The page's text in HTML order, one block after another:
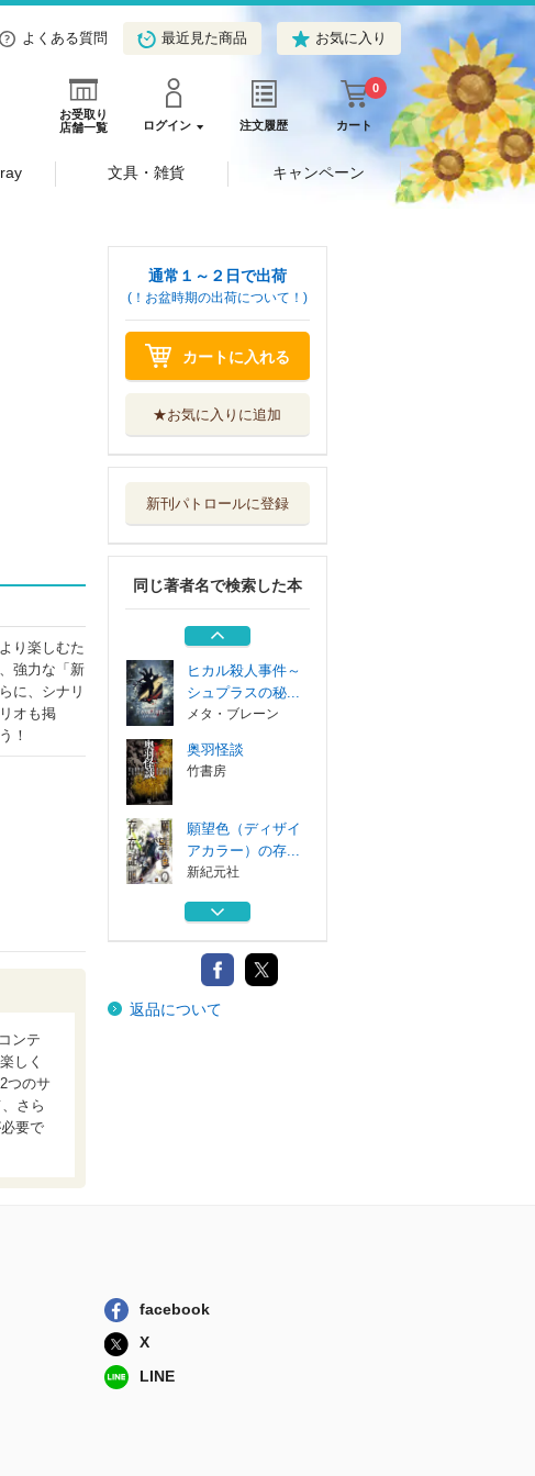
よくある質問 最近見た商品 お気に入り
お受取り
店舗一覧
ログイン 注文履歴 カート
0
文具・雑貨 キャンペーン
り楽しむた
強力な「新
に、シナリ
オも掲
！
ンテ
しく
つのサ
さら
要で
通常１～２日で出荷
(！お盆時期の出荷について！)
カートに入れる
★お気に入りに追加
新刊パトロールに登録
同じ著者名で検索した本
願望色（ディザイ
アカラー）の存...
アルケミア・スト
新紀元社
ネバー・レイト・
ナイターズ 世...
新紀元社
ヒカル殺人事件～
シュプラスの秘...
メタ・ブレーン
奥羽怪談
竹書房
願望色（ディザイ
アカラー）の存...
新紀元社
アルケミア・スト
新紀元社
ネバー・レイト・
ナイターズ 世...
アルケミア・スト
返品について
facebook
X
LINE